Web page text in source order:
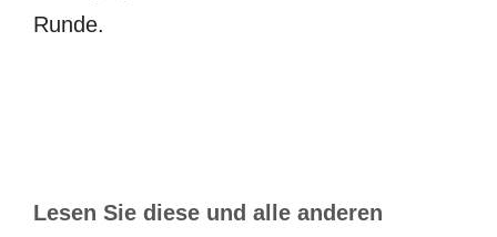
Runde.
Lesen Sie diese und alle anderen